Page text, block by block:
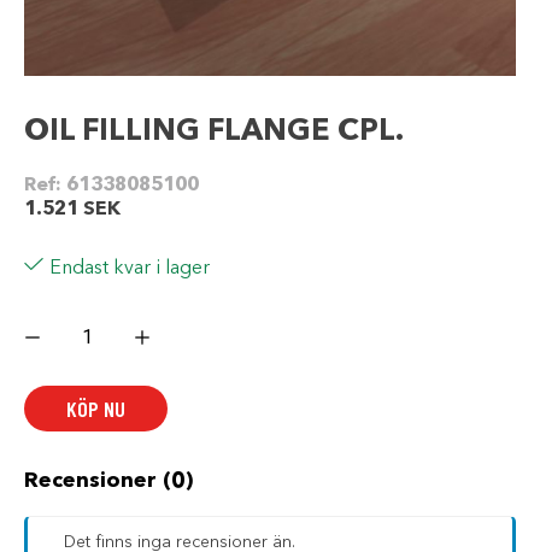
OIL FILLING FLANGE CPL.
Ref: 61338085100
1.521 SEK
Endast kvar i lager
FILLING
mängd
KÖP NU
Recensioner (0)
Det finns inga recensioner än.